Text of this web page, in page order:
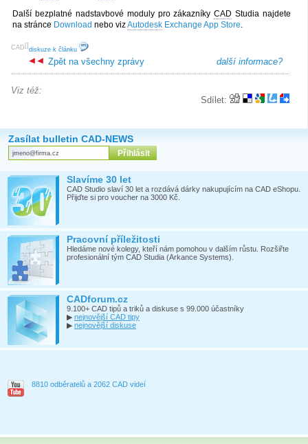
Další bezplatné nadstavbové moduly pro zákazníkyCAD Studia najdete
na stránce Download nebo vizAutodesk Exchange App Store.
[
CAD ]
diskuze k článku
další informace?
Zpět na všechny zprávy
Sdílet:
Viz též:
Zasílat bulletin CAD-NEWS
Slavíme 30 let
CAD Studio slaví 30 let a rozdává dárky nakupujícím na CAD eShopu.
Přijďte si pro voucher na 3000 Kč.
Pracovní příležitosti
Hledáme nové kolegy, kteří nám pomohou v dalším růstu. Rozšiřte
profesionální tým CAD Studia (Arkance Systems).
CADforum.cz
9.100+ CAD tipů a triků a diskuse s 99.000 účastníky
▶ nejnovější CAD tipy
▶ nejnovější diskuse
8810 odběratelů a 2062 CAD videí